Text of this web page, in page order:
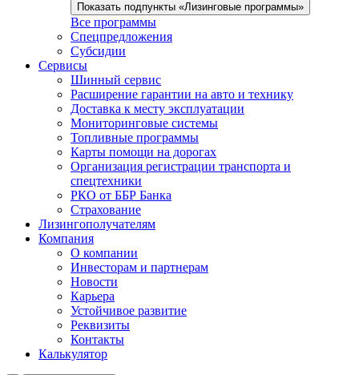
Показать подпункты «Лизинговые программы»
Все программы
Спецпредложения
Субсидии
Сервисы
Шинный сервис
Расширение гарантии на авто и технику
Доставка к месту эксплуатации
Мониторинговые системы
Топливные программы
Карты помощи на дорогах
Организация регистрации транспорта и
спецтехники
РКО от ББР Банка
Страхование
Лизингополучателям
Компания
О компании
Инвесторам и партнерам
Новости
Карьера
Устойчивое развитие
Реквизиты
Контакты
Калькулятор